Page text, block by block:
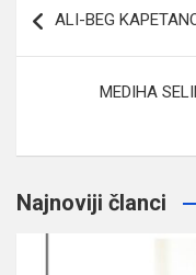
članaka
ALI-BEG
MEDIHA
Najnoviji članci